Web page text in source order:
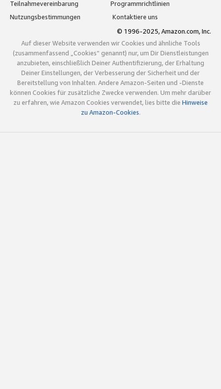
Teilnahmevereinbarung
Programmrichtlinien
Nutzungsbestimmungen
Kontaktiere uns
© 1996-2025, Amazon.com, Inc.
Auf dieser Website verwenden wir Cookies und ähnliche Tools
(zusammenfassend „Cookies“ genannt) nur, um Dir Dienstleistungen
anzubieten, einschließlich Deiner Authentifizierung, der Erhaltung
Deiner Einstellungen, der Verbesserung der Sicherheit und der
Bereitstellung von Inhalten. Andere Amazon-Seiten und -Dienste
können Cookies für zusätzliche Zwecke verwenden. Um mehr darüber
zu erfahren, wie Amazon Cookies verwendet, lies bitte die Hinweise
zu Amazon-Cookies.